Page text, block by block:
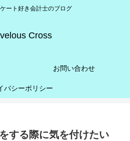
ート好き会計士のブログ
Cross
お問い合わせ
バシーポリシー
する際に気を付けたい